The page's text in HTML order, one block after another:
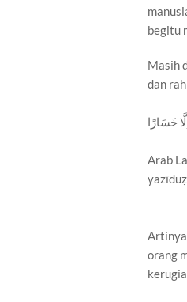
begitu
Masih
dan
خَسَارًا
Arab
orang